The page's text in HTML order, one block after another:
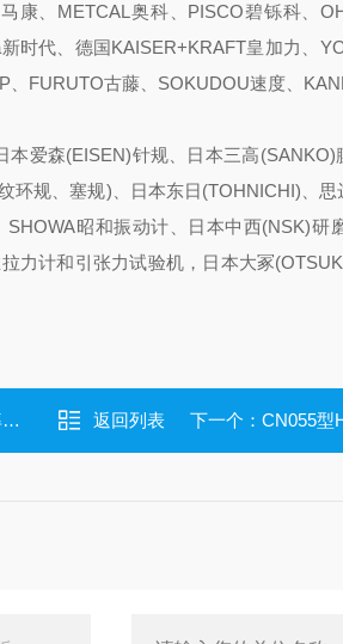
康、METCAL奥科、PISCO碧铄科、
时代、德国KAISER+KRAFT皇加力、
FURUTO古藤、SOKUDOU速度、
爱森(EISEN)针规、日本三高(SANKO)
环规、塞规)、日本东日(TOHNICHI)、
昭和振动计、日本中西(NSK)研
力计和引张力试验机，日本大冢
返回列表 下一个： CN055型